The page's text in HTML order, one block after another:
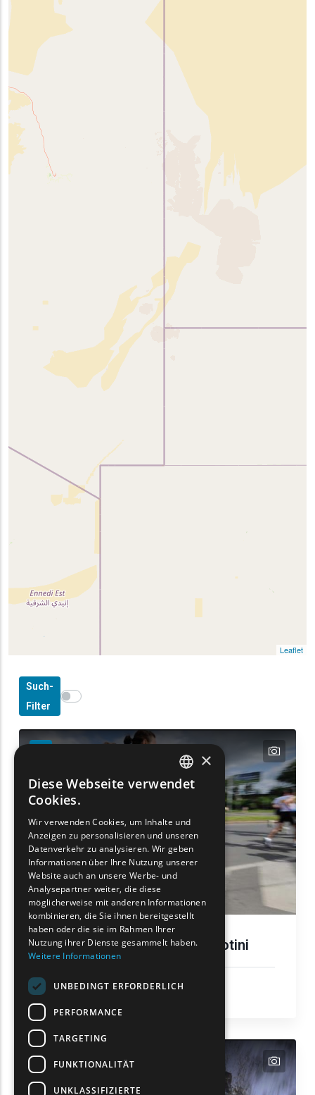
Such-
Filter
Show map on mouse hover
text
Laufveranstaltungen in Komotini
Aktivitaten & Sport
text
Leaflet
ENGLISH
FRENCH
BULGARIAN
ROMANIAN
TURKISH
×
Diese Webseite verwendet
Cookies.
Wir verwenden Cookies, um Inhalte und
Anzeigen zu personalisieren und unseren
Datenverkehr zu analysieren. Wir geben
Informationen über Ihre Nutzung unserer
Website auch an unsere Werbe- und
Analysepartner weiter, die diese
möglicherweise mit anderen Informationen
kombinieren, die Sie ihnen bereitgestellt
haben oder die sie im Rahmen Ihrer
Nutzung ihrer Dienste gesammelt haben.
Weitere Informationen
UNBEDINGT ERFORDERLICH
PERFORMANCE
TARGETING
FUNKTIONALITÄT
UNKLASSIFIZIERTE